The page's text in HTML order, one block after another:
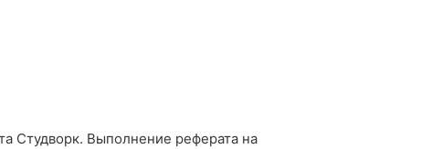
Студворк. Выполнение реферата на